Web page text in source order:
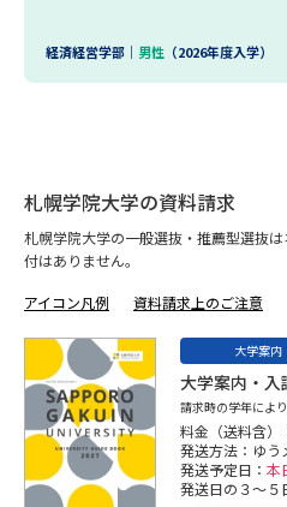
大学で学びたい学問発見
学問の教科書
ユーザー
Ｑ＆Ａ よくあるご質問
経済経営学部｜ 男性 （2026年度入学）
札幌学院大学の資料請求
札幌学院大学の一般選抜・推薦型選抜
付はありません。
アイコン凡例 資料請求上のご注意
大学案内
大学案内・入
請求時の学年によ
料金（送料含）
発送方法：ゆう
発送予定日： 本
発送日の３～５